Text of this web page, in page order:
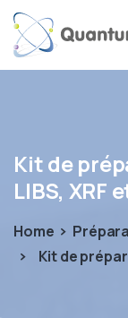
Kitde
LIBS, XRF
Home
Kit de